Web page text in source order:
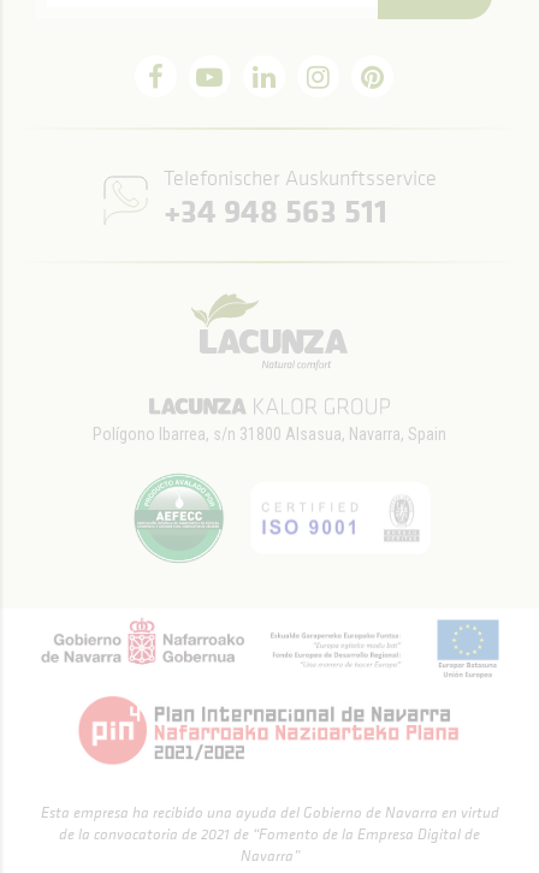
Telefonischer Auskunftsservice
+34 948 563 511
Polígono Ibarrea, s/n 31800 Alsasua, Navarra, Spain
Esta empresa ha recibido una ayuda del Gobierno de Navarra en virtud
de la convocatoria de 2021 de “Fomento de la Empresa Digital de
Navarra”